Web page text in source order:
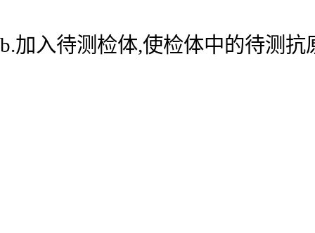
b.加入待测检体,使检体中的待测